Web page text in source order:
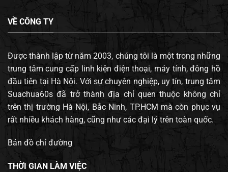
VỀ CÔNG TY
Được thành lập từ năm 2003, chúng tôi là một trong những
trung tâm cung cấp linh kiện điện thoại, máy tính, đông hồ
đầu tiên tại Hà Nội. Với sự chuyên nghiệp, uy tín, trung tâm
Suachua60s đã trở thành địa chỉ quen thuộc không chỉ
trên thị trường Hà Nội, Bắc Ninh, TP.HCM mà còn phục vụ
rất nhiều khách hàng, cũng như các đại lý trên toàn quốc.
Bản đồ chỉ đường
THỜI GIAN LÀM VIỆC